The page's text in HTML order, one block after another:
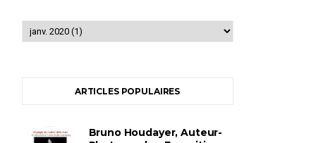
ARTICLES POPULAIRES
Bruno Houdayer, Auteur-